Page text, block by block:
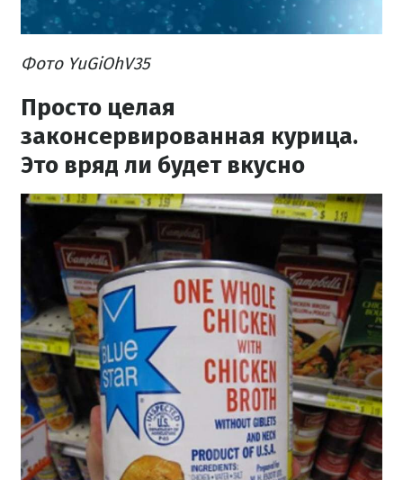
Фото YuGiOhV35
Просто целая
законсервированная курица.
Это вряд ли будет вкусно